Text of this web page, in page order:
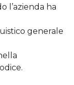
l’azienda ha
generale